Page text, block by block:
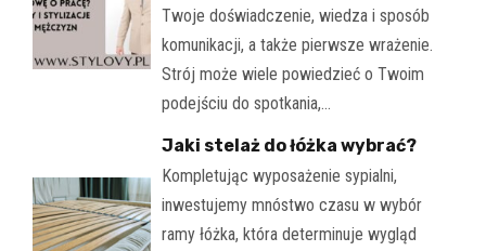
Twoje doświadczenie, wiedza i sposób
komunikacji, a także pierwsze wrażenie.
Strój może wiele powiedzieć o Twoim
podejściu do spotkania,…
Jaki stelaż do łóżka wybrać?
Kompletując wyposażenie sypialni,
inwestujemy mnóstwo czasu w wybór
ramy łóżka, która determinuje wygląd